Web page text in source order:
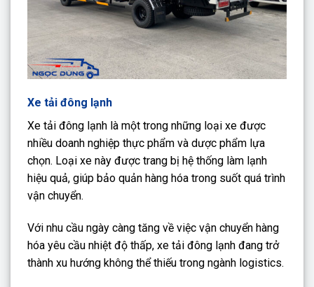
Xe tải đông lạnh
Xe tải đông lạnh là một trong những loại xe được
nhiều doanh nghiệp thực phẩm và dược phẩm lựa
chọn. Loại xe này được trang bị hệ thống làm lạnh
hiệu quả, giúp bảo quản hàng hóa trong suốt quá trình
vận chuyển.
Với nhu cầu ngày càng tăng về việc vận chuyển hàng
hóa yêu cầu nhiệt độ thấp, xe tải đông lạnh đang trở
thành xu hướng không thể thiếu trong ngành logistics.